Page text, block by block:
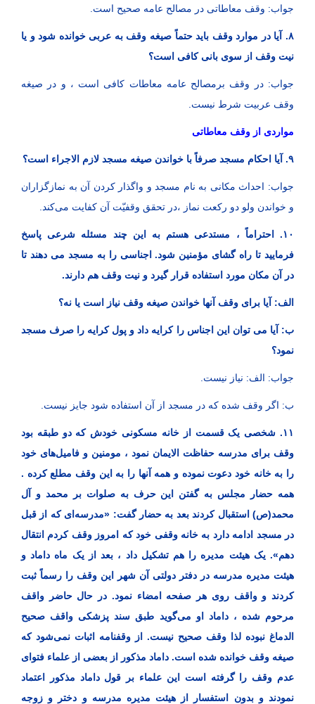
جواب: وقف معاطاتی در مصالح عامه صحیح است.
۸. آیا در موارد وقف باید حتماً صیغه وقف به عربی خوانده شود و یا
نیت وقف از سوی بانی کافی است؟
جواب: در وقف برمصالح عامه معاطات کافی است ، و در صیغه
وقف عربیت شرط نیست.
مواردی از وقف معاطاتی
۹. آیا احکام مسجد صرفاً با خواندن صیغه مسجد لازم الاجراء است؟
جواب: احداث مکانی به نام مسجد و واگذار کردن آن به نمازگزاران
و خواندن ولو دو رکعت نماز ،در تحقق وقفیّت آن کفایت می‌کند.
۱۰. احتراماً ، مستدعی هستم به این چند مسئله شرعی پاسخ
فرمایید تا راه گشای مؤمنین شود. اجناسی را به مسجد می دهند تا
در آن مکان مورد استفاده قرار گیرد و نیت وقف هم دارند.
الف: آیا برای وقف آنها خواندن صیغه وقف نیاز است یا نه؟
ب: آیا می توان این اجناس را کرایه داد و پول کرایه را صرف مسجد
نمود؟
جواب: الف: نیاز نیست.
ب: اگر وقف شده که در مسجد از آن استفاده شود جایز نیست.
۱۱. شخصی یک قسمت از خانه مسکونی خودش که دو طبقه بود
وقف برای مدرسه حفاظت الایمان نمود ، مومنین و فامیل‌های خود
را به خانه خود دعوت نموده و همه آنها را به این وقف مطلع کرده .
همه حضار مجلس به گفتن این حرف به صلوات بر محمد و آل
محمد(ص) استقبال کردند بعد به حضار گفت: «مدرسه‌ای که از قبل
در مسجد ادامه دارد به خانه وقفی خود که امروز وقف کردم انتقال
دهم». یک هیئت مدیره را هم تشکیل داد ، بعد از یک ماه داماد و
هیئت مدیره مدرسه در دفتر دولتی آن شهر این وقف را رسماً ثبت
کردند و واقف روی هر صفحه امضاء نمود. در حال حاضر واقف
مرحوم شده ، داماد او می‌گوید طبق سند پزشکی واقف صحیح
الدماغ نبوده لذا وقف صحیح نیست. از وقفنامه اثبات نمی‌شود که
صیغه وقف خوانده شده است. داماد مذکور از بعضی از علماء فتوای
عدم وقف را گرفته است این علماء بر قول داماد مذکور اعتماد
نمودند و بدون استفسار از هیئت مدیره مدرسه و دختر و زوجه